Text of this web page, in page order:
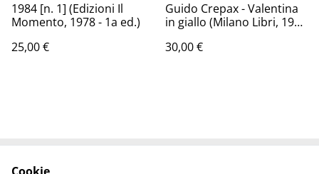
1984 [n. 1] (Edizioni Il
Momento, 1978 - 1a ed.)
25,00 €
Guido Crepax - Valentina
in giallo (Milano Libri, 1976
30,00 €